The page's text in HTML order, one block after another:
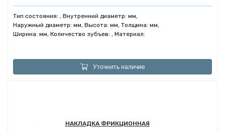
Тип состояния: , Внутренний диаметр: мм,
Наружный диаметр: мм, Высота: мм, Толщина: мм,
Ширина: мм, Количество зубъев: , Материал:
Уточнить наличие
НАКЛАДКА ФРИКЦИОННАЯ